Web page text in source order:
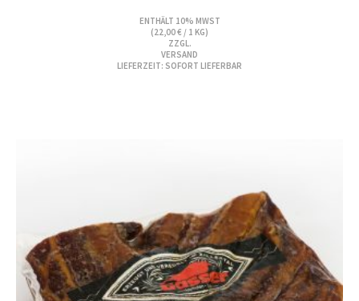
ENTHÄLT 10% MWST
(22,00€ / 1 KG)
ZZGL.
VERSAND
LIEFERZEIT: SOFORT LIEFERBAR